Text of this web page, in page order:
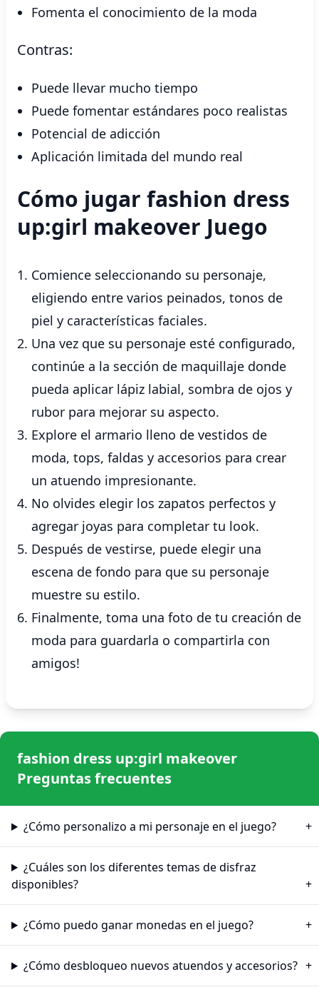
Fomenta el conocimiento de la moda
Contras:
Puede llevar mucho tiempo
Puede fomentar estándares poco realistas
Potencial de adicción
Aplicación limitada del mundo real
Cómo jugar fashion dress
up:girl makeover Juego
Comience seleccionando su personaje,
eligiendo entre varios peinados, tonos de
piel y características faciales.
Una vez que su personaje esté configurado,
continúe a la sección de maquillaje donde
pueda aplicar lápiz labial, sombra de ojos y
rubor para mejorar su aspecto.
Explore el armario lleno de vestidos de
moda, tops, faldas y accesorios para crear
un atuendo impresionante.
No olvides elegir los zapatos perfectos y
agregar joyas para completar tu look.
Después de vestirse, puede elegir una
escena de fondo para que su personaje
muestre su estilo.
Finalmente, toma una foto de tu creación de
moda para guardarla o compartirla con
amigos!
fashion dress up:girl makeover
Preguntas frecuentes
¿Cómo personalizo a mi personaje en el juego?
¿Cuáles son los diferentes temas de disfraz
disponibles?
¿Cómo puedo ganar monedas en el juego?
¿Cómo desbloqueo nuevos atuendos y accesorios?